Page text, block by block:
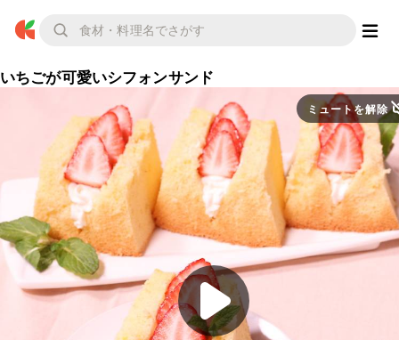
いちごが可愛いシフォンサンド
ミュートを解除